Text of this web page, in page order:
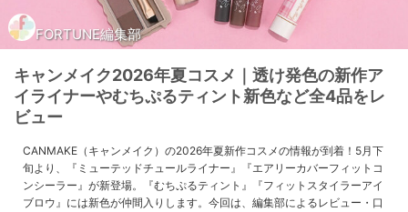
FORTUNE編集部
キャンメイク2026年夏コスメ｜透け発色の新作ア
イライナーやむちぷるティント新色など全4品をレ
ビュー
CANMAKE（キャンメイク）の2026年夏新作コスメの情報が到着！5月下
旬より、『ミューテッドチュールライナー』『エアリーカバーフィットコ
ンシーラー』が新登場。『むちぷるティント』『フィットスタイラーアイ
ブロウ』には新色が仲間入りします。今回は、編集部によるレビュー・口